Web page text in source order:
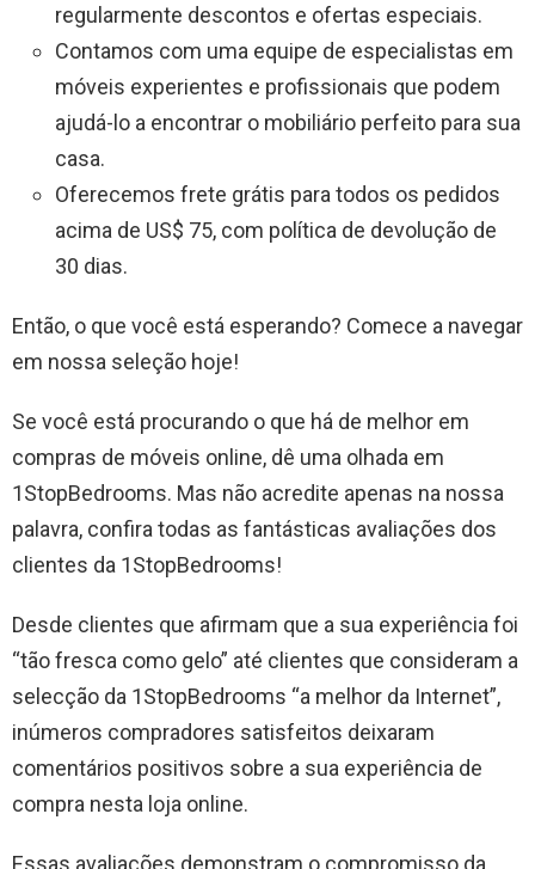
regularmente descontos e ofertas especiais.
Contamos com uma equipe de especialistas em
móveis experientes e profissionais que podem
ajudá-lo a encontrar o mobiliário perfeito para sua
casa.
Oferecemos frete grátis para todos os pedidos
acima de US$ 75, com política de devolução de
30 dias.
Então, o que você está esperando? Comece a navegar
em nossa seleção hoje!
Se você está procurando o que há de melhor em
compras de móveis online, dê uma olhada em
1StopBedrooms. Mas não acredite apenas na nossa
palavra, confira todas as fantásticas avaliações dos
clientes da 1StopBedrooms!
Desde clientes que afirmam que a sua experiência foi
“tão fresca como gelo” até clientes que consideram a
selecção da 1StopBedrooms “a melhor da Internet”,
inúmeros compradores satisfeitos deixaram
comentários positivos sobre a sua experiência de
compra nesta loja online.
Essas avaliações demonstram o compromisso da